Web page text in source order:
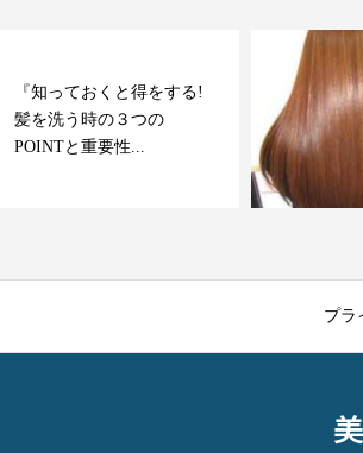
『知っておくと得をする!
髪を洗う時の３つの
POINTと重要性...
プラ